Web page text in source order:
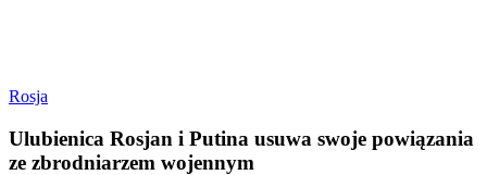
Rosja
Ulubienica Rosjan i Putina usuwa swoje powiązania
ze zbrodniarzem wojennym